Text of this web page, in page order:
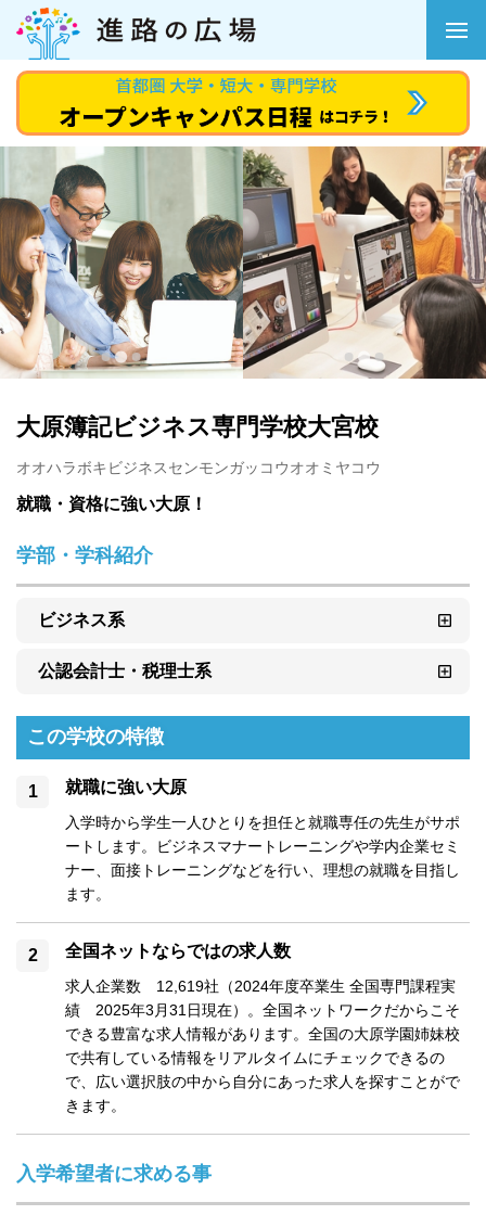
大原簿記ビジネス専門学校大宮校
オオハラボキビジネスセンモンガッコウオオミヤコウ
就職・資格に強い大原！
学部・学科紹介
ビジネス系
公認会計士・税理士系
この学校の特徴
就職に強い大原
入学時から学生一人ひとりを担任と就職専任の先生がサポ
ートします。ビジネスマナートレーニングや学内企業セミ
ナー、面接トレーニングなどを行い、理想の就職を目指し
ます。
全国ネットならではの求人数
求人企業数　12,619社（2024年度卒業生 全国専門課程実
績　2025年3月31日現在）。全国ネットワークだからこそ
できる豊富な求人情報があります。全国の大原学園姉妹校
で共有している情報をリアルタイムにチェックできるの
で、広い選択肢の中から自分にあった求人を探すことがで
きます。
入学希望者に求める事